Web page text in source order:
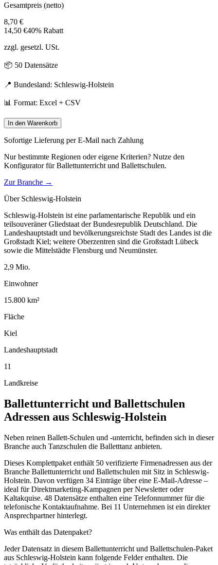
Gesamtpreis (netto)
8,70 €
14,50 €40% Rabatt
zzgl. gesetzl. USt.
📦 50 Datensätze
📍 Bundesland: Schleswig-Holstein
📊 Format: Excel + CSV
In den Warenkorb
Sofortige Lieferung per E-Mail nach Zahlung
Nur bestimmte Regionen oder eigene Kriterien? Nutze den
Konfigurator fürBallettunterricht und Ballettschulen.
Zur Branche →
Über Schleswig-Holstein
Schleswig-Holstein ist eine parlamentarische Republik und ein
teilsouveräner Gliedstaat der Bundesrepublik Deutschland. Die
Landeshauptstadt und bevölkerungsreichste Stadt des Landes ist die
Großstadt Kiel; weitere Oberzentren sind die Großstadt Lübeck
sowie die Mittelstädte Flensburg und Neumünster.
2,9 Mio.
Einwohner
15.800 km²
Fläche
Kiel
Landeshauptstadt
11
Landkreise
Ballettunterricht und Ballettschulen
Adressen aus Schleswig-Holstein
Neben reinen Ballett-Schulen und -unterricht, befinden sich in dieser
Branche auch Tanzschulen die Balletttanz anbieten.
Dieses Komplettpaket enthält 50 verifizierte Firmenadressen aus der
Branche Ballettunterricht und Ballettschulen mit Sitz in Schleswig-
Holstein. Davon verfügen 34 Einträge über eine E-Mail-Adresse –
ideal für Direktmarketing-Kampagnen per Newsletter oder
Kaltakquise. 48 Datensätze enthalten eine Telefonnummer für die
telefonische Kontaktaufnahme. Bei 11 Unternehmen ist ein direkter
Ansprechpartner hinterlegt.
Was enthält das Datenpaket?
Jeder Datensatz in diesem Ballettunterricht und Ballettschulen-Paket
aus Schleswig-Holstein kann folgende Felder enthalten. Die